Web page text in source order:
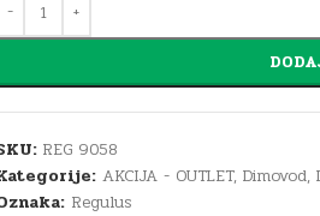
REG 9058
AKCIJA - OUTLET, Dimovod,
Regulus